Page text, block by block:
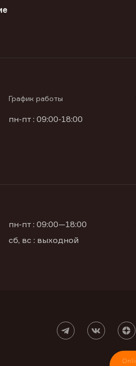
График работы
пн-пт : 09:00-18:00
пн-пт : 09:00—18:00
сб, вс : выходной